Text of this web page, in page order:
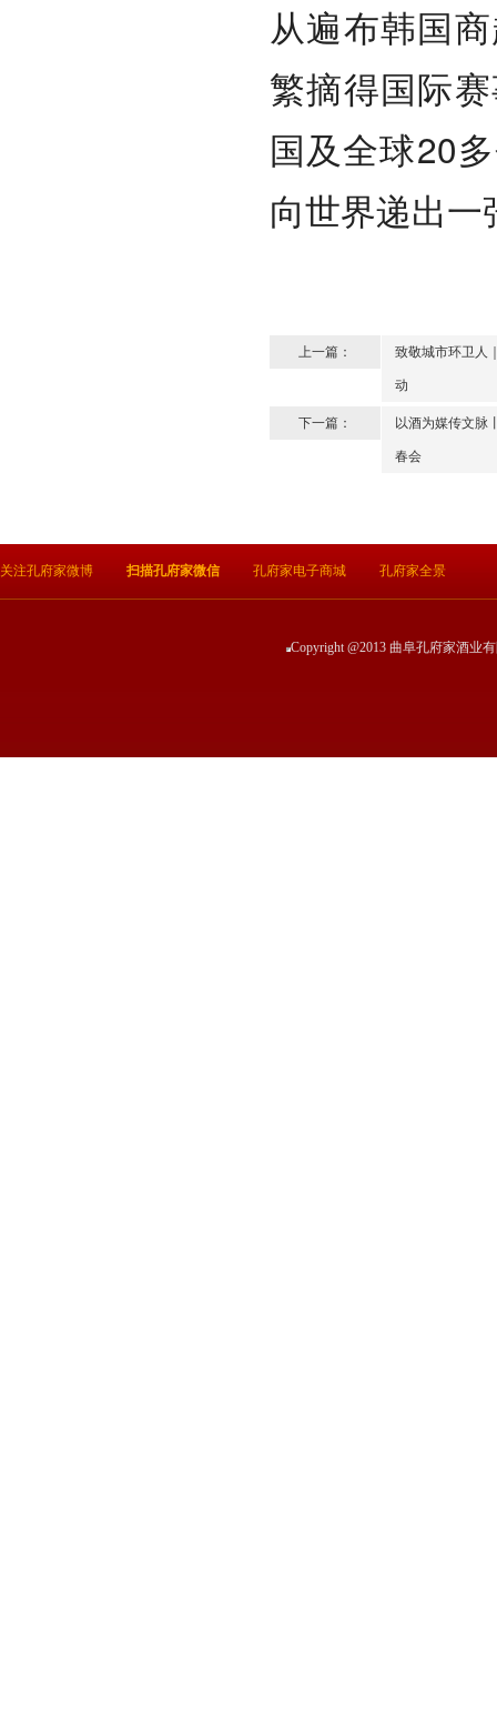
从遍布韩国
繁摘得国际
国及全球20
向世界递出
上一篇： 致敬城市环卫人
动
下一篇： 以酒为媒传文脉
春会
关注孔府家微博 扫描孔府家微信 孔府家电子商城 孔府家全景
Copyright @2013 曲阜孔府家酒业